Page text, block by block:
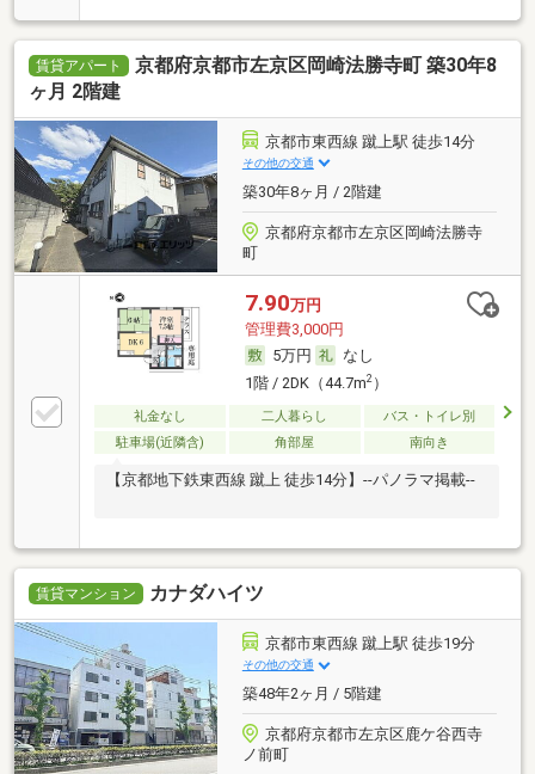
賃貸アパート
京都府京都市左京区岡崎法勝寺町 築30年8
ヶ月 2階建
京都市東西線 蹴上駅 徒歩14分
その他の交通
築30年8ヶ月 / 2階建
京都府京都市左京区岡崎法勝寺
町
7.90万円
管理費3,000円
5万円
なし
1階 / 2DK（44.7m2）
礼金なし 二人暮らし
バス・トイレ別
駐車場(近隣含)
角部屋 南向き
【京都地下鉄東西線 蹴上 徒歩14分】--パノラマ掲載--
賃貸マンション カナダハイツ
京都市東西線 蹴上駅 徒歩19分
その他の交通
築48年2ヶ月 / 5階建
京都府京都市左京区鹿ケ谷西寺
ノ前町